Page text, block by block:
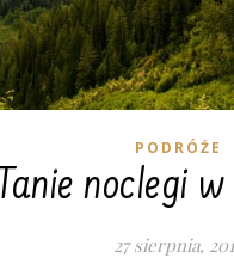
PODRÓŻE
Tanie noclegi
27 sierpnia,